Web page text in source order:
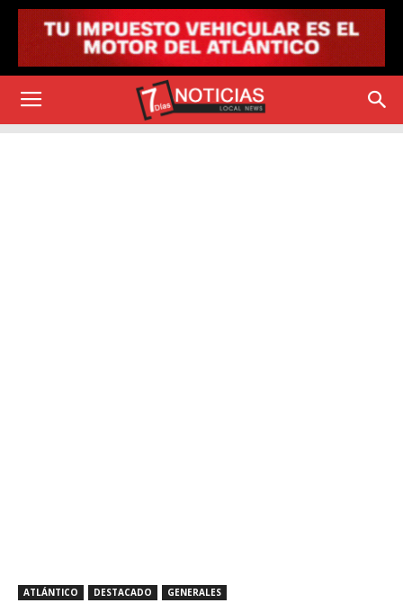
ATLÁNTICO DESTACADO GENERALES